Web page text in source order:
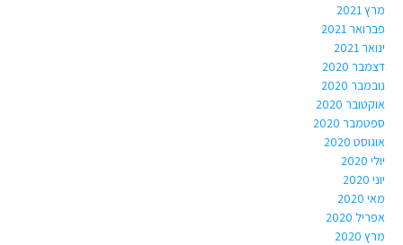
מרץ 2021
פברואר 2021
ינואר 2021
דצמבר 2020
נובמבר 2020
אוקטובר 2020
ספטמבר 2020
אוגוסט 2020
יולי 2020
יוני 2020
מאי 2020
אפריל 2020
מרץ 2020